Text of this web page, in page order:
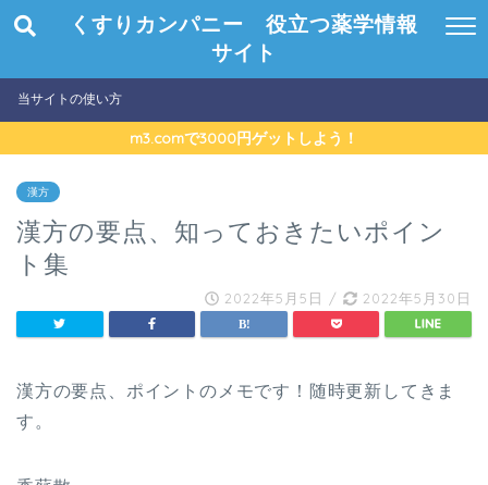
くすりカンパニー 役立つ薬学情報
サイト
当サイトの使い方
m3.comで3000円ゲットしよう！
漢方
漢方の要点、知っておきたいポイン
ト集
2022年5月5日 / 2022年5月30日
漢方の要点、ポイントのメモです！随時更新してきま
す。